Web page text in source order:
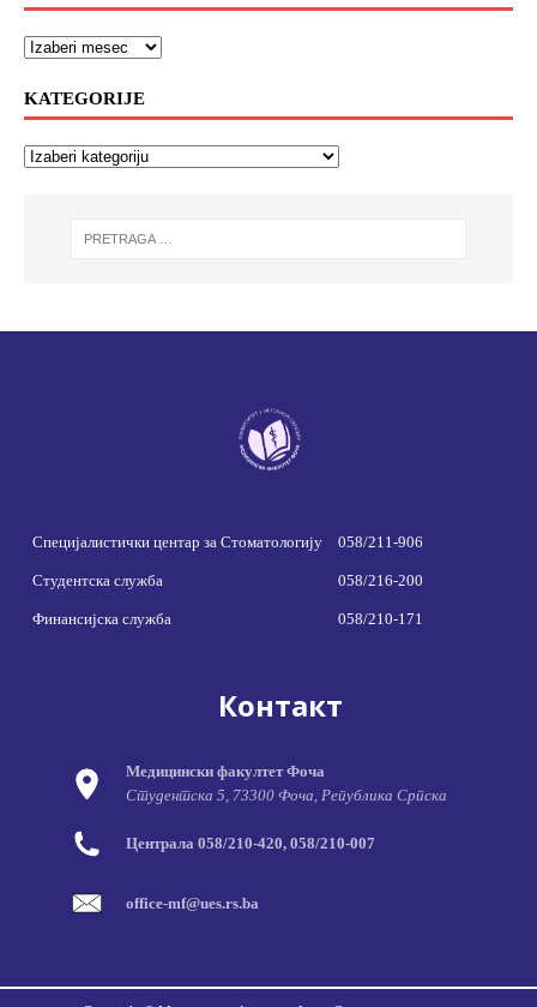
KATEGORIJE
Специјалистички центар за Стоматологију 058/211-906
Студентска служба 058/216-200
Финансијска служба 058/210-171
Контакт
Медицински факултет Фоча
Студентска 5, 73300 Фоча, Република Српска
Централа 058/210-420, 058/210-007
office-mf@ues.rs.ba